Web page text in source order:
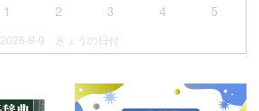
1 2 3 4 5
2026-8-9 きょうの日付